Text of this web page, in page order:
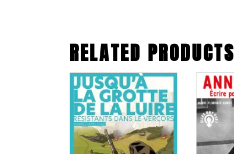
RELATED PRODUCTS